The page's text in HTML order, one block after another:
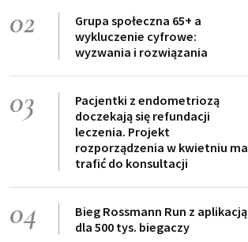
02
Grupa społeczna 65+ a
wykluczenie cyfrowe:
wyzwania i rozwiązania
03
Pacjentki z endometriozą
doczekają się refundacji
leczenia. Projekt
rozporządzenia w kwietniu ma
trafić do konsultacji
04
Bieg Rossmann Run z aplikacją
dla 500 tys. biegaczy